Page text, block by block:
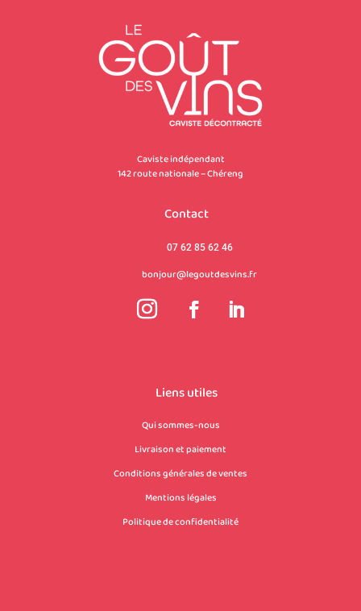
Caviste indépendant
142 route nationale – Chéreng
Contact
07 62 85 62 46
bonjour@legoutdesvins.fr
Liens utiles
Qui sommes-nous
Livraison et paiement
Conditions générales de ventes
Mentions légales
Politique de confidentialité